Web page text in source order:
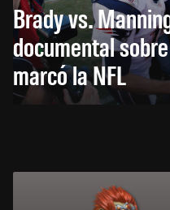
Brady vs.
documental
marcó la NFL